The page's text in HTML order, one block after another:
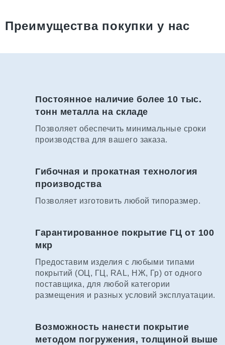
Преимущества покупки у нас
Постоянное наличие более 10 тыс.
тонн металла на складе
Позволяет обеспечить минимальные сроки
производства для вашего заказа.
Гибочная и прокатная технология
производства
Позволяет изготовить любой типоразмер.
Гарантированное покрытие ГЦ от 100
мкр
Предоставим изделия с любыми типами
покрытий (ОЦ, ГЦ, RAL, НЖ, Гр) от одного
поставщика, для любой категории
размещения и разных условий эксплуатации.
Возможность нанести покрытие
методом погружения, толщиной выше